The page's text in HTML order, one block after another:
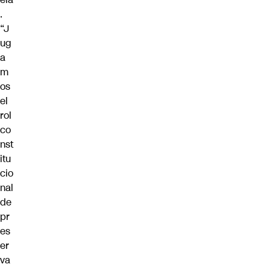
.
“J
ug
a
m
os
el
rol
co
nst
itu
cio
nal
de
pr
es
er
va